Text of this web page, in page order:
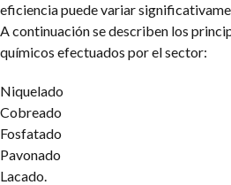
eficiencia puede variar
A continuación se describen los
químicos efectuados por elsector:
Niquelado
Cobreado
Fosfatado
Pavonado
Lacado.